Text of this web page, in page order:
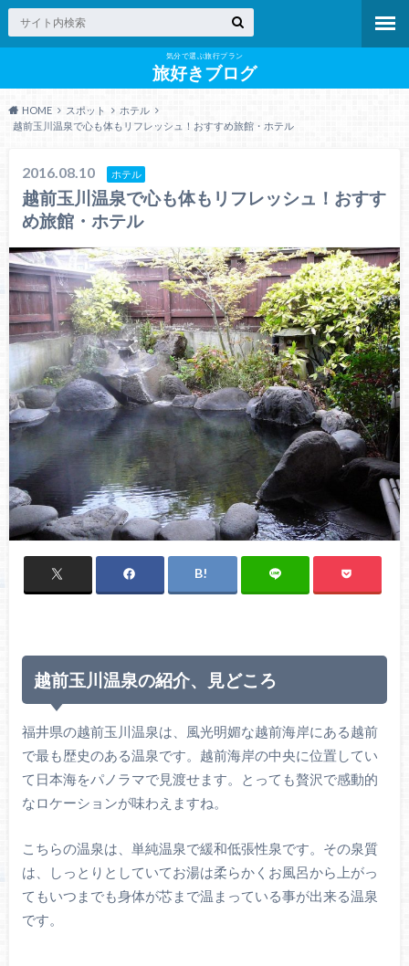
気分で選ぶ旅行プラン
旅好きブログ
HOME スポット
ホテル
越前玉川温泉で心も体もリフレッシュ！おすすめ旅館・ホテル
2016.08.10 ホテル
越前玉川温泉で心も体もリフレッシュ！おすす
め旅館・ホテル
越前玉川温泉の紹介、見どころ
福井県の越前玉川温泉は、風光明媚な越前海岸にある越前
で最も歴史のある温泉です。越前海岸の中央に位置してい
て日本海をパノラマで見渡せます。とっても贅沢で感動的
なロケーションが味わえますね。
こちらの温泉は、単純温泉で緩和低張性泉です。その泉質
は、しっとりとしていてお湯は柔らかくお風呂から上がっ
てもいつまでも身体が芯まで温まっている事が出来る温泉
です。